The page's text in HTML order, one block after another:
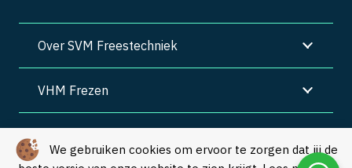
We gebruiken cookies om ervoor te zorgen dat jij de
Over SVM Freestechniek
VHM Frezen